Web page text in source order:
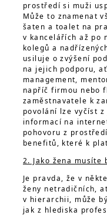
prostředí si muži
Může to znamenat
šaten a toalet na
v kancelářích až po
kolegů a
usiluje o zvýšení
na jejich podporu,
management,
napříč firmou nebo
zaměstnavatele k
povolání lze vyčíst
informací na
pohovoru z
benefitů, které k
2. Jako žena musíte
Je pravda, že v
ženy netradičních,
v hierarchii, může
jak z hlediska